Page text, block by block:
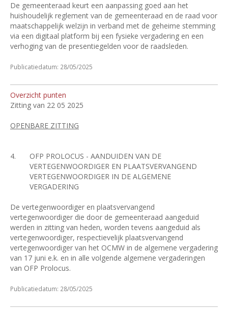
De gemeenteraad keurt een aanpassing goed aan het
huishoudelijk reglement van de gemeenteraad en de raad voor
maatschappelijk welzijn in verband met de geheime stemming
via een digitaal platform bij een fysieke vergadering en een
verhoging van de presentiegelden voor de raadsleden.
Publicatiedatum: 28/05/2025
Overzicht punten
Zitting van 22 05 2025
OPENBARE ZITTING
4.
OFP PROLOCUS - AANDUIDEN VAN DE
VERTEGENWOORDIGER EN PLAATSVERVANGEND
VERTEGENWOORDIGER IN DE ALGEMENE
VERGADERING
De vertegenwoordiger en plaatsvervangend
vertegenwoordiger die door de gemeenteraad aangeduid
werden in zitting van heden, worden tevens aangeduid als
vertegenwoordiger, respectievelijk plaatsvervangend
vertegenwoordiger van het OCMW in de algemene vergadering
van 17 juni e.k. en in alle volgende algemene vergaderingen
van OFP Prolocus.
Publicatiedatum: 28/05/2025